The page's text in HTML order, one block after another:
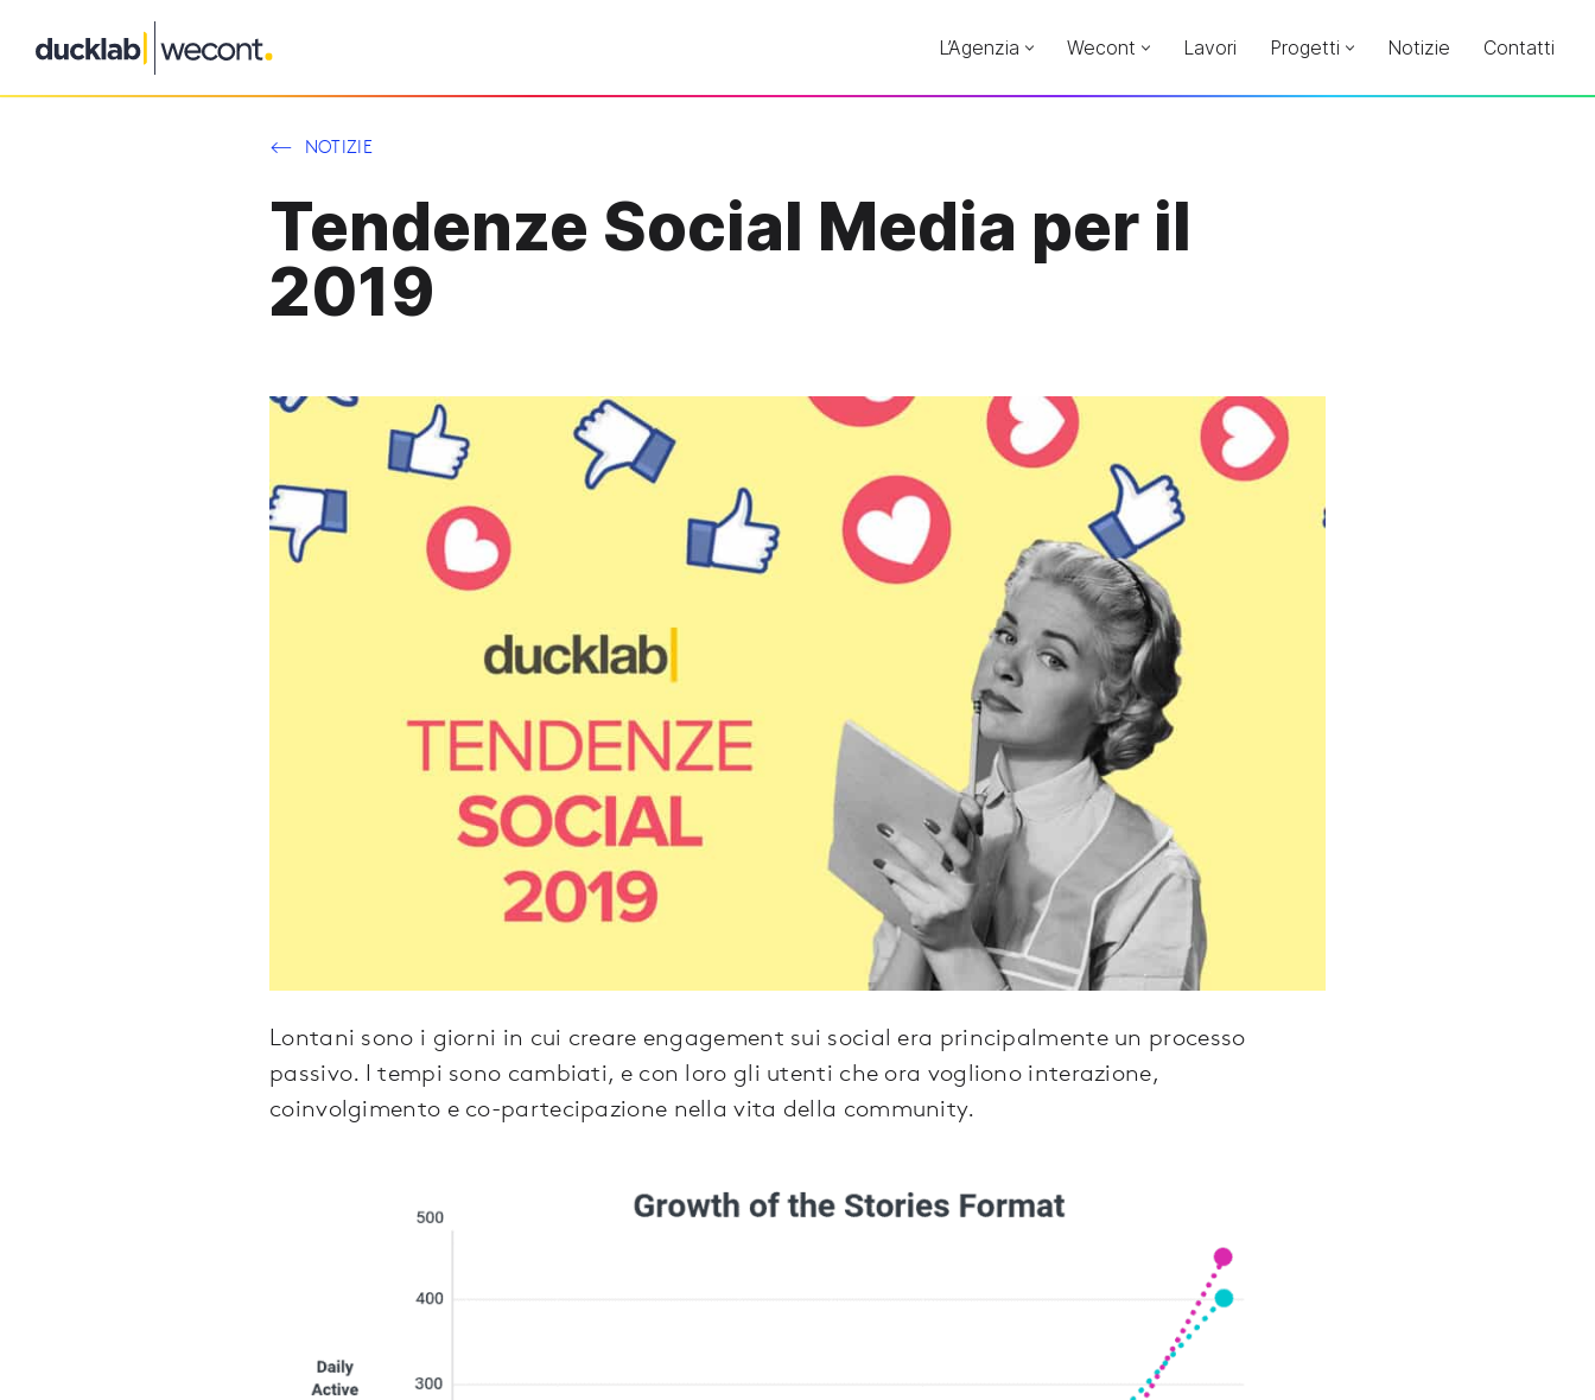
Vai
al
L’Agenzia Wecont Lavori Progetti Notizie Contatti
NOTIZIE
Tendenze Social Media per il
2019
Lontani sono i giorni in cui creare engagement sui social era principalmente un processo
passivo. I tempi sono cambiati, e con loro gli utenti che ora vogliono interazione,
coinvolgimento e co-partecipazione nella vita della community.